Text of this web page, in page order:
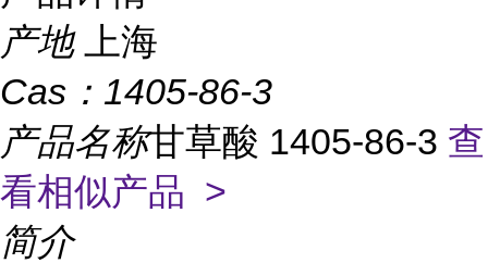
产地
上海
Cas： 1405-86-3
产品名称甘草酸 1405-86-3 查
看相似产品 >
简介